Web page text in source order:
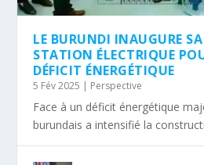
LE BURUNDI INAUGURE
STATION ÉLECTRIQUE
DÉFICIT ÉNERGÉTIQUE
5 Fév 2025 | Perspective
Face à un déficit énergétique
burundais a intensifié la